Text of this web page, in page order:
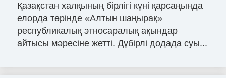
Қазақстан халқының бірлігі күні қарсаңында
елорда төрінде «Алтын шаңырақ»
республикалық этносаралық ақындар
айтысы мәресіне жетті. Дүбірлі додада суы...